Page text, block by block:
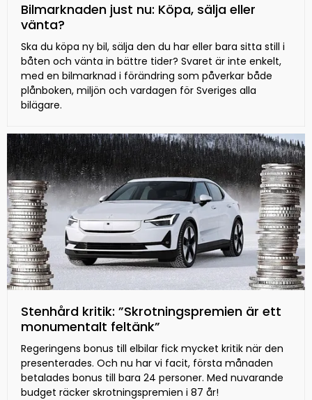
Bilmarknaden just nu: Köpa, sälja eller
vänta?
Ska du köpa ny bil, sälja den du har eller bara sitta still i
båten och vänta in bättre tider? Svaret är inte enkelt,
med en bilmarknad i förändring som påverkar både
plånboken, miljön och vardagen för Sveriges alla
bilägare.
Stenhård kritik: ”Skrotningspremien är ett
monumentalt feltänk”
Regeringens bonus till elbilar fick mycket kritik när den
presenterades. Och nu har vi facit, första månaden
betalades bonus till bara 24 personer. Med nuvarande
budget räcker skrotningspremien i 87 år!